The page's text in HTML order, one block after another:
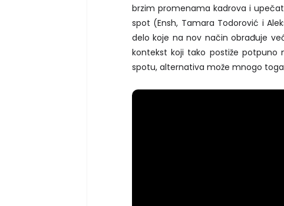
brzim promenama kadrova i
spot (Ensh, Tamara Todorović i
delo koje na nov način obrađuje
kontekst koji tako postiže potpuno
spotu, alternativa može mnogo